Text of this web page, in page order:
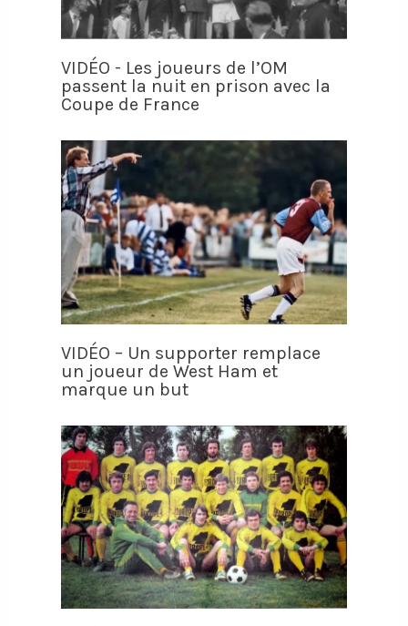
VIDÉO - Les joueurs de l’OM
passent la nuit en prison avec la
Coupe de France
VIDÉO – Un supporter remplace
un joueur de West Ham et
marque un but